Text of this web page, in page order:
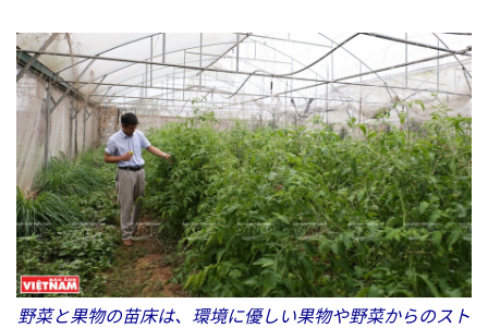
野菜と果物の苗床は、環境に優しい果物や野菜からのスト